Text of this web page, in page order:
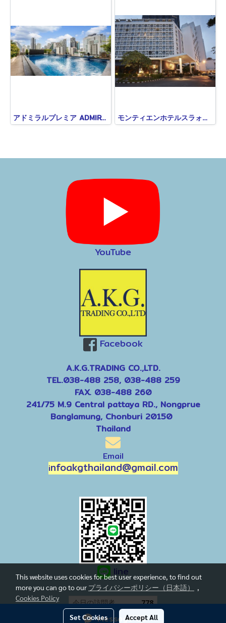
Message Us
アドミラルプレミア ADMIRAL PREMIER モンティエンホテルスラォンバンコク MONTIEN HOTEL SURAWONG BANGKOK
YouTube
Facebook
A.K.G.TRADING CO.,LTD.
TEL.038-488 258, 038-488 259
FAX. 038-488 260
241/75 M.9 Central pattaya RD., Nongprue
Banglamung, Chonburi 20150
Thailand
Email
infoakgthailand@gmail.com
line
今日の訪問者 778
Powered byMakeWebEasy.com
This website uses cookies for best user experience, to find out
more you can go to our プライバシーポリシー（日本語）
,
Cookies Policy
Set Cookies Accept All